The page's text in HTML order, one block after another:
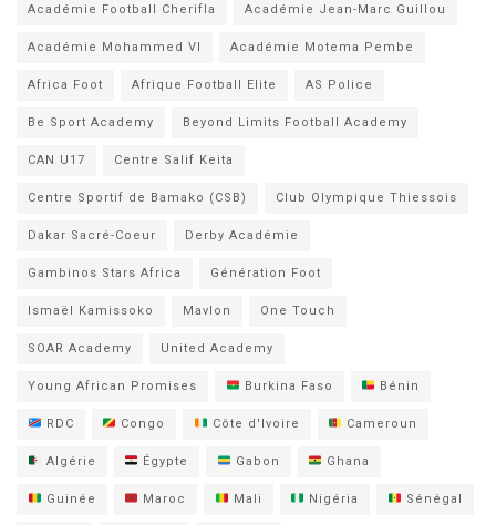
Académie Football Cherifla Académie Jean-Marc Guillou
Académie Mohammed VI Académie Motema Pembe
Africa Foot Afrique Football Elite AS Police
Be Sport Academy Beyond Limits Football Academy
CAN U17 Centre Salif Keita
Centre Sportif de Bamako (CSB) Club Olympique Thiessois
Dakar Sacré-Coeur Derby Académie
Gambinos Stars Africa Génération Foot
Ismaël Kamissoko Mavlon One Touch
SOAR Academy United Academy
Young African Promises Burkina Faso Bénin
RDC Congo Côte d'Ivoire Cameroun
Algérie Égypte Gabon Ghana
Guinée Maroc Mali Nigéria Sénégal